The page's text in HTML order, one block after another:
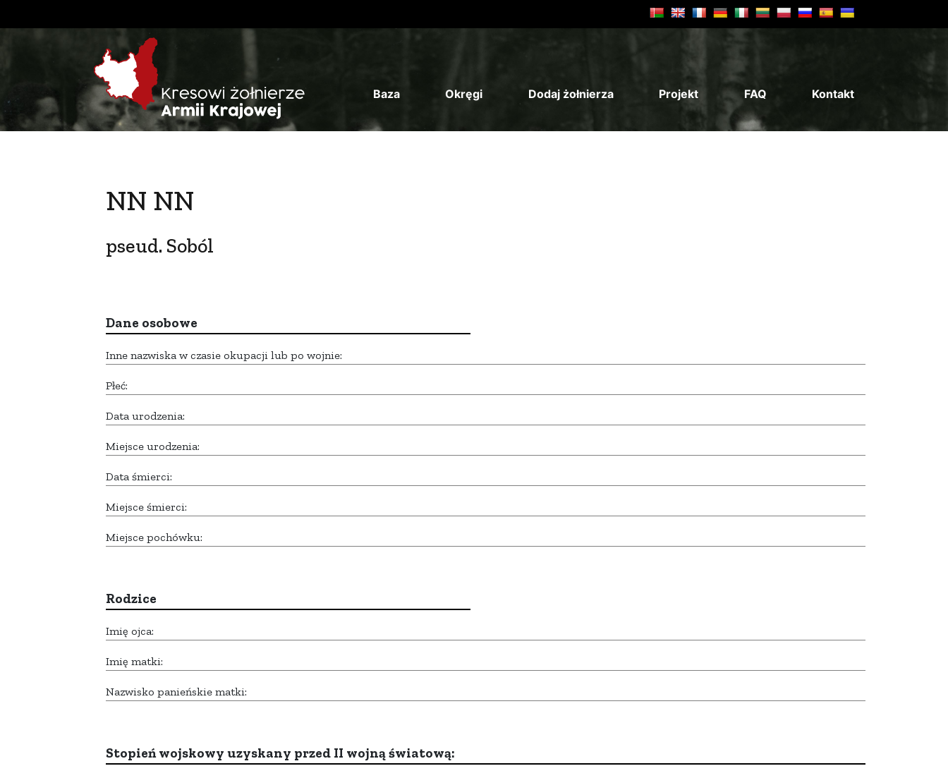
Baza Okręgi Dodaj żołnierza Projekt FAQ Kontakt
NN NN
pseud. Soból
Dane osobowe
Inne nazwiska w czasie okupacji lub po wojnie:
Płeć:
Data urodzenia:
Miejsce urodzenia:
Data śmierci:
Miejsce śmierci:
Miejsce pochówku:
Rodzice
Imię ojca:
Imię matki:
Nazwisko panieńskie matki:
Stopień wojskowy uzyskany przed II wojną światową: